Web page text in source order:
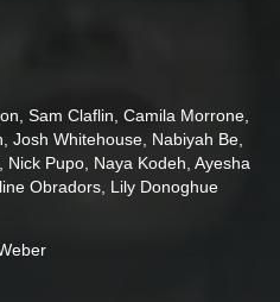
Sam Claflin Camila Morrone
Josh Whitehouse Nabiyah Be
Nick Pupo Naya Kodeh Ayesha
Obradors Lily Donoghue